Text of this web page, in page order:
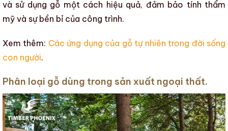
và sử dụng gỗ một cách hiệu quả, đảm bảo tính thẩm
mỹ và sự bền bỉ của công trình.
Xem thêm: Các ứng dụng của gỗ tự nhiên trong đời sống
con người.
Phân loại gỗ dùng trong sản xuất ngoại thất.